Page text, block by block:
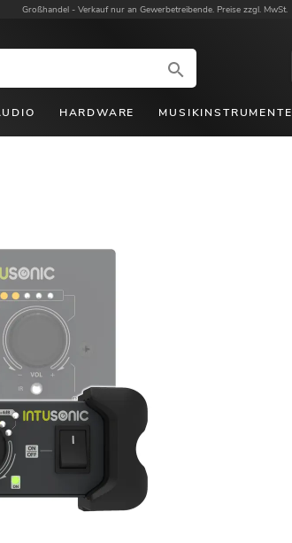
Großhandel - Verkauf nur an Gewerbetreibende. Preise zzgl. MwSt.
HARDWARE MUSIKINSTRUMENTE